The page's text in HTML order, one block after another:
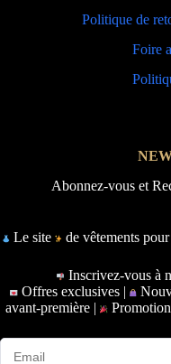
Politique de
Foire
Abonnez-vous et
Le site de vêtements
Inscrivez-vous à
Offres exclusives |
avant-première |